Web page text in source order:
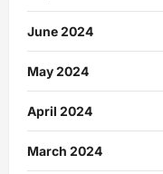
June 2024
May 2024
April 2024
March 2024